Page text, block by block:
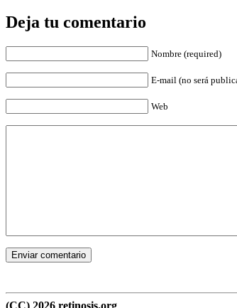
Deja tu comentario
Nombre (required)
E-mail (no será
Web
(CC) 2026 retinosis.org